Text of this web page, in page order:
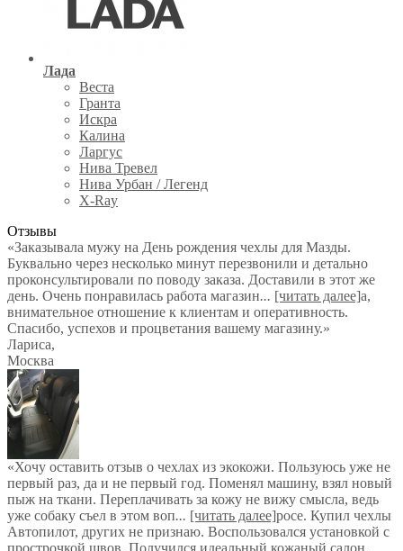
Лада
Веста
Гранта
Искра
Калина
Ларгус
Нива Тревел
Нива Урбан / Легенд
X-Ray
Отзывы
«Заказывала мужу на День рождения чехлы для Мазды.
Буквально через несколько минут перезвонили и детально
проконсультировали по поводу заказа. Доставили в этот же
день. Очень понравилась работа магазин... [читать далее]а,
внимательное отношение к клиентам и оперативность.
Спасибо, успехов и процветания вашему магазину.»
Лариса,
Москва
«Хочу оставить отзыв о чехлах из экокожи. Пользуюсь уже не
первый раз, да и не первый год. Поменял машину, взял новый
пыж на ткани. Переплачивать за кожу не вижу смысла, ведь
уже собаку съел в этом воп... [читать далее]росе. Купил чехлы
Автопилот, других не признаю. Воспользовался установкой с
прострочкой швов. Получился идеальный кожаный салон.